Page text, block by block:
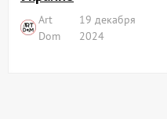
Art
Dom
19 декабря
2024